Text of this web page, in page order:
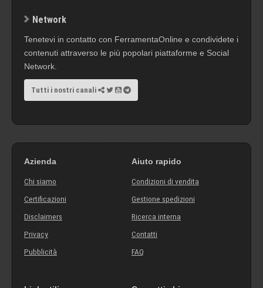
Network
Tenetevi in contatto con FerramentaOnline e condividete i
contenuti attraverso le più popolari piattaforme e Social
Network.
Tutti i nostri canali
Azienda
Chi siamo
Certificazioni
Disclaimers
Privacy
Pubblicità
Aiuto rapido
Condizioni di vendita
Gestione spedizioni
Ricerca interna
Contatti
FAQ